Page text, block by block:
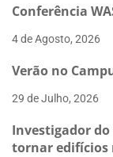
–
DE
Conferência
4 de Agosto, 2026
Verão no
29 de Julho, 2026
Investigador do
tornar edifícios